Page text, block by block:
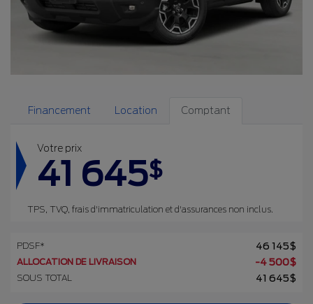
Financement Location Comptant
Votre prix
41 645$
TPS, TVQ, frais d'immatriculation et d'assurances non inclus.
PDSF* 46 145$
ALLOCATION DE LIVRAISON -4 500$
SOUS TOTAL 41 645$